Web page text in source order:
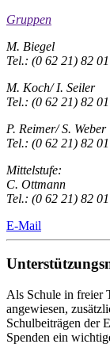
Gruppen
M. Biegel
Tel.: (0 62 21) 82
M. Koch/ I. Seiler
Tel.: (0 62 21) 82
P. Reimer/ S. Weber
Tel.: (0 62 21) 82
Mittelstufe:
C. Ottmann
Tel.: (0 62 21) 82
E-Mail
Als Schule in freier
angewiesen,
Schulbeiträgen der
Spenden ein